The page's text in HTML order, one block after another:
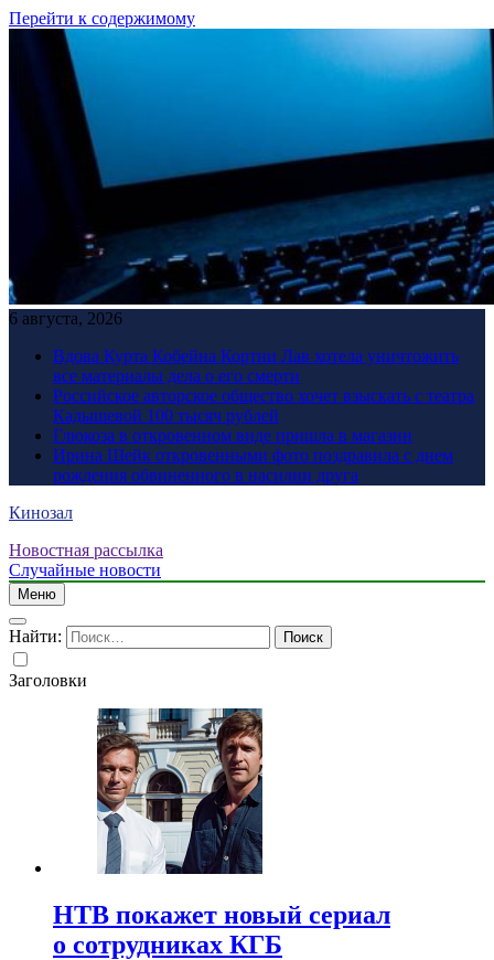
Перейти к содержимому
6 августа, 2026
Вдова Курта Кобейна Кортни Лав хотела уничтожить
все материалы дела о его смерти
Российское авторское общество хочет взыскать с театра
Кадышевой 100 тысяч рублей
Глюкоза в откровенном виде пришла в магазин
Ирина Шейк откровенными фото поздравила с днем
рождения обвиненного в насилии друга
Кинозал
Новостная рассылка
Случайные новости
Меню
Найти:
Заголовки
НТВ покажет новый сериал
о сотрудниках КГБ